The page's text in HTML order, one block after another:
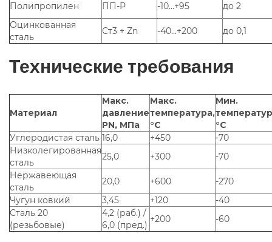
Полипропилен ПП-Р -10...+95
до 2
Оцинкованная
сталь
Ст3 + Zn -40...+200 до 0,1
Технические требования
Материал
Макс.
давление
PN, МПа
Макс.
температура,
°С
Мин.
°С
Углеродистая сталь 16,0 +450
-70
Низколегированная
сталь
25,0 +300
-70
Нержавеющая
сталь
20,0 +600
-270
Чугун ковкий
3,45 +120
-40
Сталь 20
(резьбовые)
4,2 (раб.) /
6,0 (пред.)
+200 -60